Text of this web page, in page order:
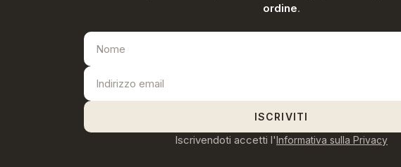
ordine.
ISCRIVITI
Iscrivendoti accetti l'Informativa sulla Privacy